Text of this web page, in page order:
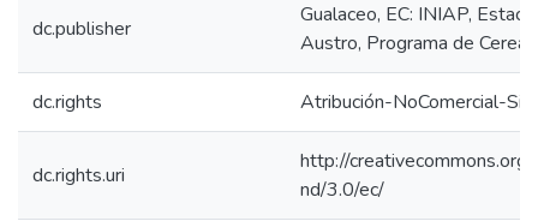
dc.publisher
Gualaceo, EC: INIAP,
Austro, Programa de
dc.rights Atribución-NoComercial-
dc.rights.uri
http://
nd/3.0/ec/